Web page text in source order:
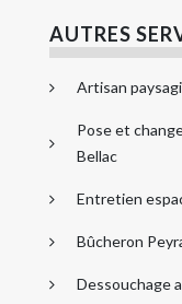
AUTRES
Artisan
Pose et
Bellac
Entretien
Bûcheron
Dessouchage